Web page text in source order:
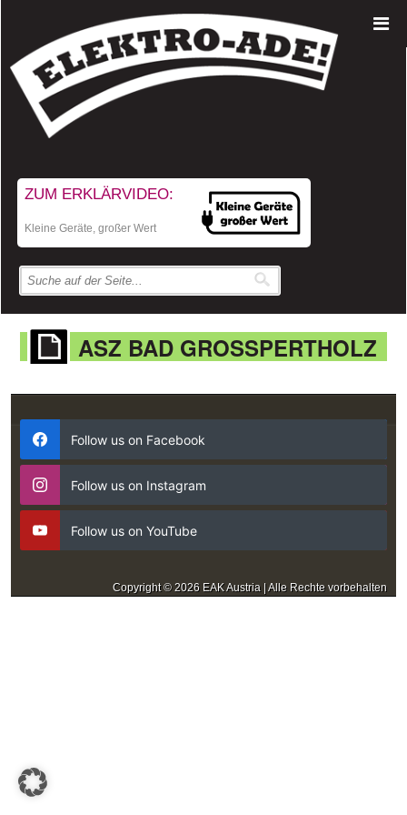
ZUM ERKLÄRVIDEO:
Kleine Geräte, großer Wert
ASZ BAD GROSSPERTHOLZ
Follow us on Facebook
Follow us on Instagram
Follow us on YouTube
Copyright © 2026 EAK Austria | Alle Rechte vorbehalten